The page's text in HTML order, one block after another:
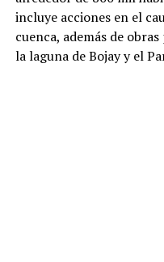
incluye acciones en el
cuenca, además de
la laguna de Bojay y el